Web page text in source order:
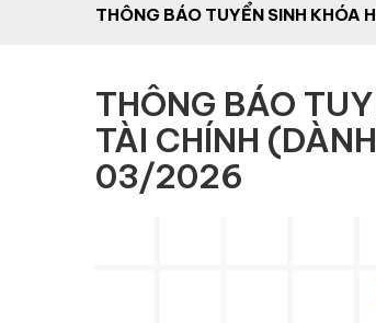
THÔNG BÁO TUYỂN SINH KHÓA
THÔNG BÁO
TÀI CHÍNH
03/2026